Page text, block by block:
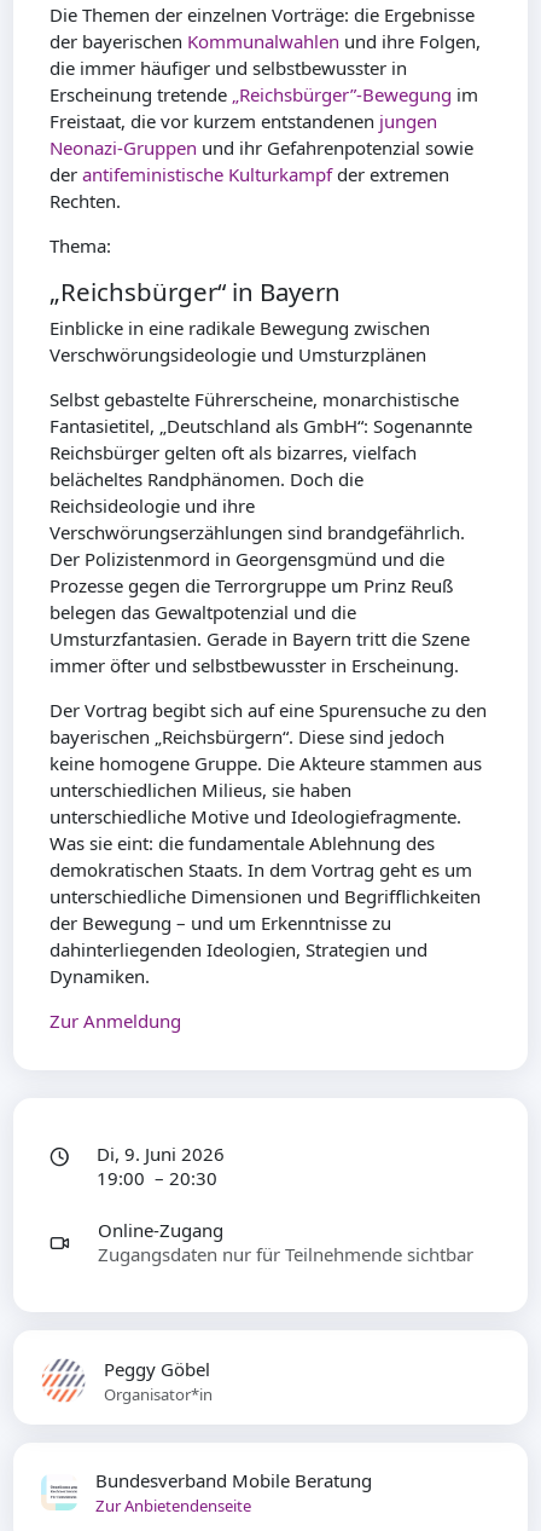
Die Themen der einzelnen Vorträge: die Ergebnisse
der bayerischen Kommunalwahlen und ihre Folgen,
die immer häufiger und selbstbewusster in
Erscheinung tretende „Reichsbürger”-Bewegung im
Freistaat, die vor kurzem entstandenen jungen
Neonazi-Gruppen und ihr Gefahrenpotenzial sowie
derantifeministische Kulturkampfder extremen
Rechten.
Thema:
„Reichsbürger“ in Bayern
Einblicke in eine radikale Bewegung zwischen
Verschwörungsideologie und Umsturzplänen
Selbst gebastelte Führerscheine, monarchistische
Fantasietitel, „Deutschland als GmbH“: Sogenannte
Reichsbürger gelten oft als bizarres, vielfach
belächeltes Randphänomen. Doch die
Reichsideologie und ihre
Verschwörungserzählungen sind brandgefährlich.
Der Polizistenmord in Georgensgmünd und die
Prozesse gegen die Terrorgruppe um Prinz Reuß
belegen das Gewaltpotenzial und die
Umsturzfantasien. Gerade in Bayern tritt die Szene
immer öfter und selbstbewusster in Erscheinung.
Der Vortrag begibt sich auf eine Spurensuche zu den
bayerischen „Reichsbürgern“. Diese sind jedoch
keine homogene Gruppe. Die Akteure stammen aus
unterschiedlichen Milieus, sie haben
unterschiedliche Motive und Ideologiefragmente.
Was sie eint: die fundamentale Ablehnung des
demokratischen Staats. In dem Vortrag geht es um
unterschiedliche Dimensionen und Begrifflichkeiten
der Bewegung – und um Erkenntnisse zu
dahinterliegenden Ideologien, Strategien und
Dynamiken.
Zur Anmeldung
Bundesverband Mobile Beratung
Zur Anbietendenseite
Peggy Göbel
Organisator*in
Di, 9. Juni 2026
19:00 – 20:30
Online-Zugang
Zugangsdaten nur für Teilnehmende sichtbar